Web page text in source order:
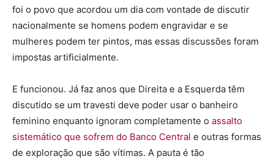
foi o povo que acordou um dia com vontade de discutir
nacionalmente se homens podem engravidar e se
mulheres podem ter pintos, mas essas discussões foram
impostas artificialmente.
E funcionou. Já faz anos que Direita e a Esquerda têm
discutido se um travesti deve poder usar o banheiro
feminino enquanto ignoram completamente o assalto
sistemático que sofrem do Banco Central e outras formas
de exploração que são vítimas. A pauta é tão